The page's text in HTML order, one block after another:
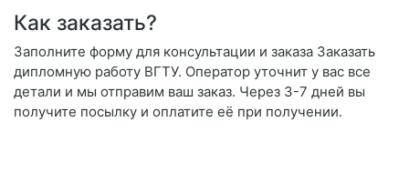
Как заказать?
Заполните форму для консультации и заказа Заказать
дипломную работу ВГТУ. Оператор уточнит у вас все
детали и мы отправим ваш заказ. Через 3-7 дней вы
получите посылку и оплатите её при получении.